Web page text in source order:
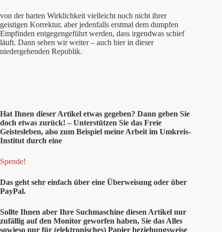
von der harten Wirklichkeit vielleicht noch nicht ihrer
geistigen Korrektur, aber jedenfalls erstmal dem dumpfen
Empfinden entgegengeführt werden, dass irgendwas schief
läuft. Dann sehen wir weiter – auch hier in dieser
niedergehenden Republik.
Hat Ihnen dieser Artikel etwas gegeben? Dann geben Sie
doch etwas zurück! – Unterstützen Sie das Freie
Geistesleben, also zum Beispiel meine Arbeit im Umkreis-
Institut durch eine
Spende!
Das geht sehr einfach über eine Überweisung oder über
PayPal.
Sollte Ihnen aber Ihre Suchmaschine diesen Artikel nur
zufällig auf den Monitor geworfen haben, Sie das Alles
sowieso nur für (elektronisches) Papier beziehungsweise